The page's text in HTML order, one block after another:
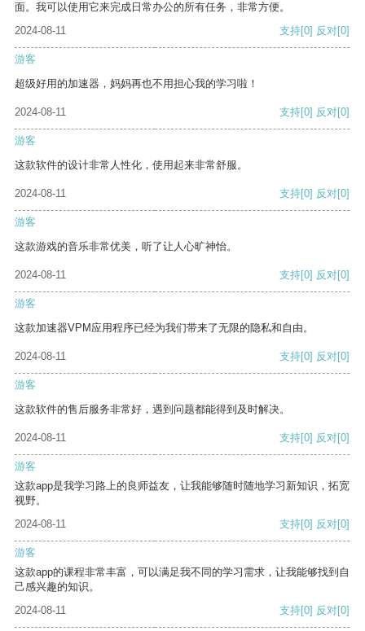
面。我可以使用它来完成日常办公的所有任务，非常方便。
2024-08-11
支持[0] 反对[0]
游客
超级好用的加速器，妈妈再也不用担心我的学习啦！
2024-08-11 支持[0] 反对[0]
游客
这款软件的设计非常人性化，使用起来非常舒服。
2024-08-11 支持[0] 反对[0]
游客
这款游戏的音乐非常优美，听了让人心旷神怡。
2024-08-11 支持[0] 反对[0]
游客
这款加速器VPM应用程序已经为我们带来了无限的隐私和自由。
2024-08-11 支持[0] 反对[0]
游客
这款软件的售后服务非常好，遇到问题都能得到及时解决。
2024-08-11 支持[0] 反对[0]
游客
这款app是我学习路上的良师益友，让我能够随时随地学习新知识，拓宽
视野。
2024-08-11
支持[0] 反对[0]
游客
这款app的课程非常丰富，可以满足我不同的学习需求，让我能够找到自
己感兴趣的知识。
2024-08-11
支持[0] 反对[0]